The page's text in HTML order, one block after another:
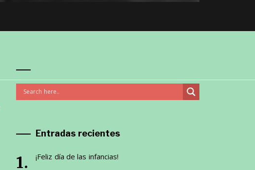
Entradas recientes
¡Feliz día de las infancias!